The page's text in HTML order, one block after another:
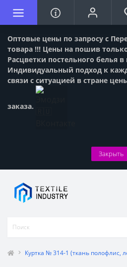
Оптовые цены по запросу с
товара !!! Цены на пошив
Расцветки постельного белья
Индивидуальный подход к
связи с ситуацией в стране
заказа.
Закрыть
Куртка № 314-1 (ткань полофлис,